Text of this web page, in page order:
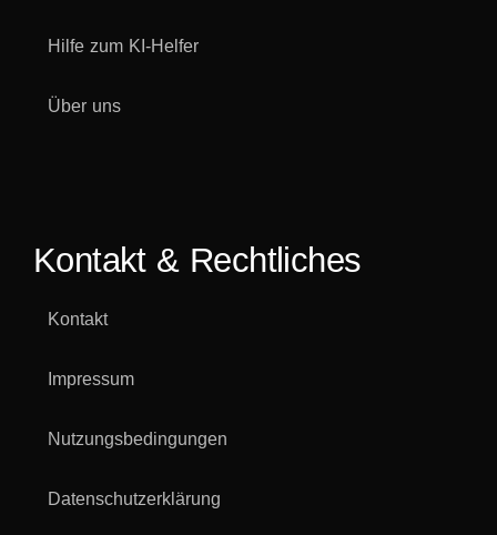
Hilfe zum KI-Helfer
Über uns
Kontakt & Rechtliches
Kontakt
Impressum
Nutzungsbedingungen
Datenschutzerklärung